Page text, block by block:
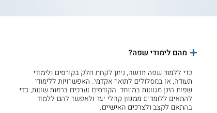
מהם לימודי שפה?
כדי ללמוד שפה חדשה, ניתן לקחת חלק בקורסים ולימודי
תעודה, או במסלולים לתואר אקדמי. האפשרויות ללימודי
שפות הינן מגוונות במיוחד. הקורסים נערכים ברמות שונות, כדי
להתאים ללומדים ממגוון קהלי יעד ולאפשר להם ללמוד
בהתאם לקצב ולצרכים האישיים.